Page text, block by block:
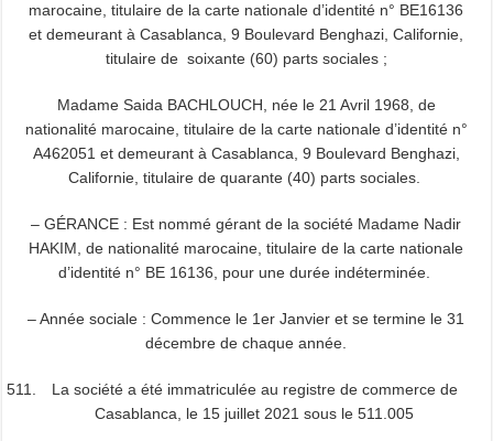
marocaine, titulaire de la carte nationale d’identité n° BE16136
et demeurant à Casablanca, 9 Boulevard Benghazi, Californie,
titulaire de soixante (60) parts sociales ;
Madame Saida BACHLOUCH, née le 21 Avril 1968, de
nationalité marocaine, titulaire de la carte nationale d’identité n°
A462051 et demeurant à Casablanca, 9 Boulevard Benghazi,
Californie, titulaire de quarante (40) parts sociales.
– GÉRANCE : Est nommé gérant de la société Madame Nadir
HAKIM, de nationalité marocaine, titulaire de la carte nationale
d’identité n° BE 16136, pour une durée indéterminée.
– Année sociale : Commence le 1er Janvier et se termine le 31
décembre de chaque année.
La société a été immatriculée au registre de commerce de
Casablanca, le 15 juillet 2021 sous le 511.005